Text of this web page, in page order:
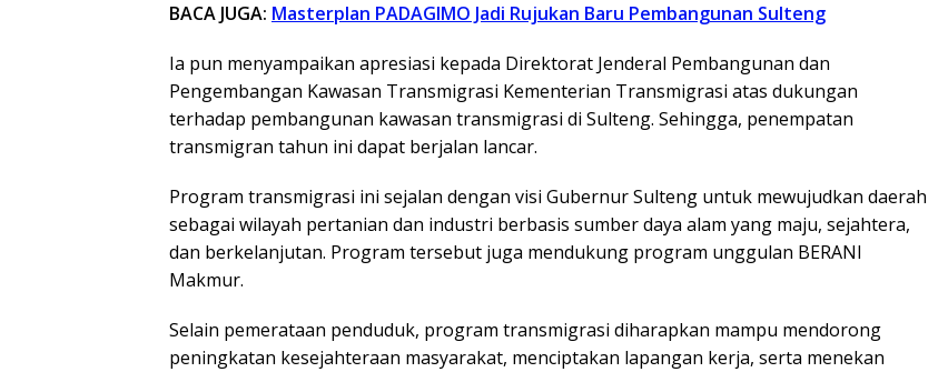
BACA JUGA: Masterplan PADAGIMO Jadi Rujukan Baru Pembangunan Sulteng
Ia pun menyampaikan apresiasi kepada Direktorat Jenderal Pembangunan dan
Pengembangan Kawasan Transmigrasi Kementerian Transmigrasi atas dukungan
terhadap pembangunan kawasan transmigrasi di Sulteng. Sehingga, penempatan
transmigran tahun ini dapat berjalan lancar.
Program transmigrasi ini sejalan dengan visi Gubernur Sulteng untuk mewujudkan daerah
sebagai wilayah pertanian dan industri berbasis sumber daya alam yang maju, sejahtera,
dan berkelanjutan. Program tersebut juga mendukung program unggulan BERANI
Makmur.
Selain pemerataan penduduk, program transmigrasi diharapkan mampu mendorong
peningkatan kesejahteraan masyarakat, menciptakan lapangan kerja, serta menekan